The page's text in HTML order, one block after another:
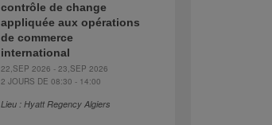
contrôle de change
appliquée aux opérations
de commerce
international
22,SEP 2026 - 23,SEP 2026
2 JOURS DE 08:30 - 14:00
Lieu : Hyatt Regency Algiers